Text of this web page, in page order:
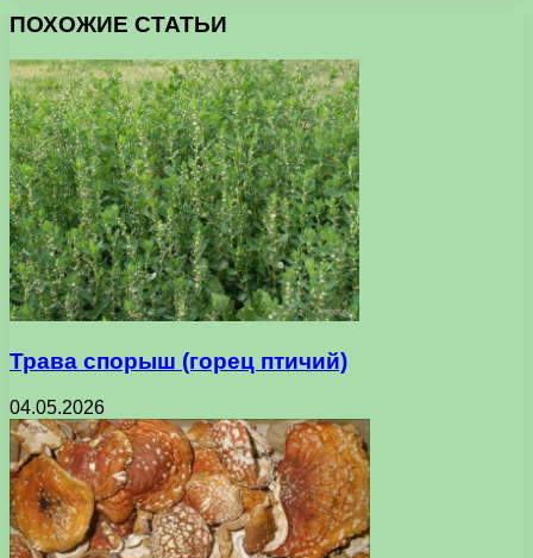
ПОХОЖИЕ СТАТЬИ
Трава спорыш (горец птичий)
04.05.2026